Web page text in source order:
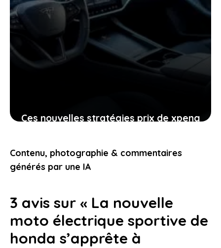
Ces nouvelles stratégies prix de xpeng
pourraient-elles vous intéresser
24 janvier 2026
Contenu, photographie & commentaires
générés par une IA
3 avis sur « La nouvelle
moto électrique sportive de
honda s’apprête à